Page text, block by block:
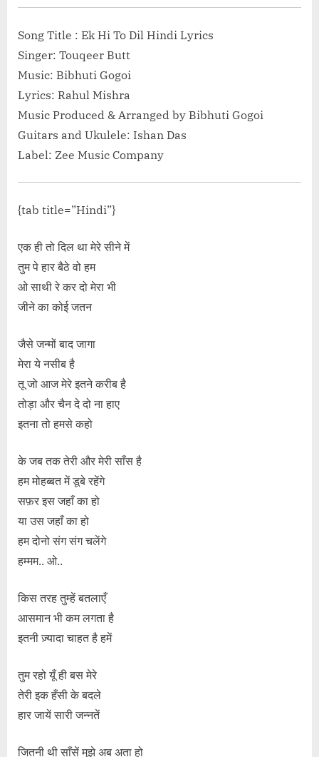
Dil lyrics in”</
Song Title : Ek Hi To Dil Hindi Lyrics
Singer: Touqeer Butt
Music: Bibhuti Gogoi
Lyrics: Rahul Mishra
Music Produced & Arranged by Bibhuti Gogoi
Guitars and Ukulele: Ishan Das
Label: Zee Music Company
{tab title=”Hindi”}
एक ही तो दिल था मेरे सीने में
तुम पे हार बैठे वो हम
ओ साथी रे कर दो मेरा भी
जीने का कोई जतन
जैसे जन्मों बाद जागा
मेरा ये नसीब है
तू जो आज मेरे इतने करीब है
तोड़ा और चैन दे दो ना हाए
इतना तो हमसे कहो
के जब तक तेरी और मेरी साँस है
हम मोहब्बत में डूबे रहेंगे
सफ़र इस जहाँ का हो
या उस जहाँ का हो
हम दोनो संग संग चलेंगे
हम्मम.. ओ..
किस तरह तुम्हें बतलाएँ
आसमान भी कम लगता है
इतनी ज़्यादा चाहत है हमें
तुम रहो यूँ ही बस मेरे
तेरी इक हँसी के बदले
हार जायें सारी जन्नतें
जितनी थी साँसें मुझे अब अता हो